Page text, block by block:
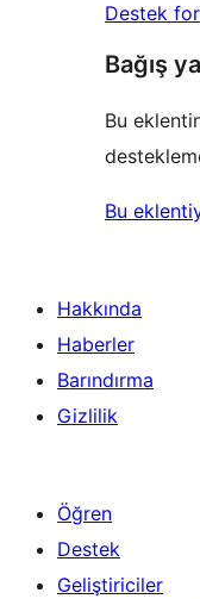
Destek
Bağış
Bu
Bu
Hakkında
Haberler
Barındırma
Gizlilik
Öğren
Destek
Geliştiriciler